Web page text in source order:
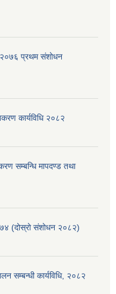
२०७६ प्रथम संशोधन
कार्यविधि २०८२
सम्बन्धि मापदण्ड तथा
(दोस्रो संशोधन २०८२)
सम्बन्धी कार्यविधि, २०८२